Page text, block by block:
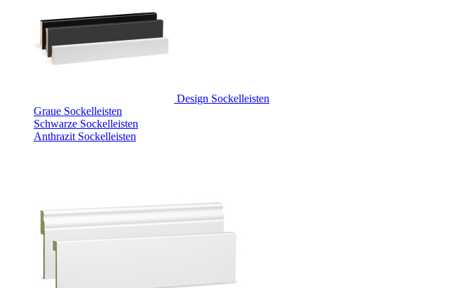
Design Sockelleisten
Graue Sockelleisten
Schwarze Sockelleisten
Anthrazit Sockelleisten